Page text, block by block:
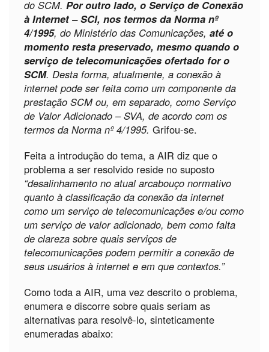
do SCM. Por outro lado, o Serviço de Conexão
à Internet – SCI, nos termos da Norma nº
4/1995, do Ministério das Comunicações, até o
momento resta preservado, mesmo quando o
serviço de telecomunicações ofertado for o
SCM. Desta forma, atualmente, a conexão à
internet pode ser feita como um componente da
prestação SCM ou, em separado, como Serviço
de Valor Adicionado – SVA, de acordo com os
termos da Norma nº 4/1995. Grifou-se.
Feita a introdução do tema, a AIR diz que o
problema a ser resolvido reside no suposto
“desalinhamento no atual arcabouço normativo
quanto à classificação da conexão da internet
como um serviço de telecomunicações e/ou como
um serviço de valor adicionado, bem como falta
de clareza sobre quais serviços de
telecomunicações podem permitir a conexão de
seus usuários à internet e em que contextos.”
Como toda a AIR, uma vez descrito o problema,
enumera e discorre sobre quais seriam as
alternativas para resolvê-lo, sinteticamente
enumeradas abaixo: